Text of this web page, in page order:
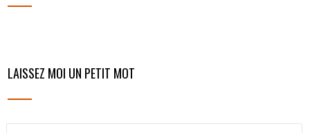
LAISSEZ MOI UN PETIT MOT